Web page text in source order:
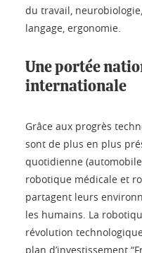
du travail,
langage, ergonomie.
Une portée
internationale
Grâce aux progrès
sont de plus en plus
quotidienne
robotique médicale et
partagent leurs
les humains. La
révolution
plan d’investissement